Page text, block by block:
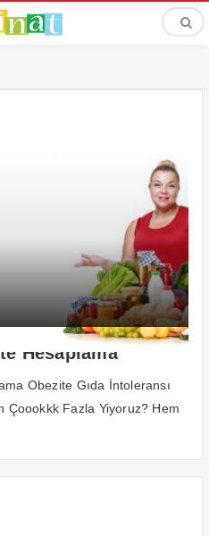
Hesaplama
Obezite Gıda İntoleransı
Çoookkk Fazla Yiyoruz? Hem